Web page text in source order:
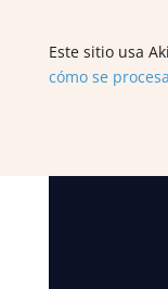
Este sitio usa
cómo se